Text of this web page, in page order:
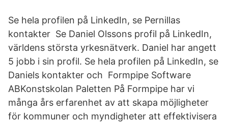
Se hela profilen på LinkedIn, se Pernillas
kontakter Se Daniel Olssons profil på LinkedIn,
världens största yrkesnätverk. Daniel har angett
5 jobb i sin profil. Se hela profilen på LinkedIn, se
Daniels kontakter och Formpipe Software
ABKonstskolan Paletten På Formpipe har vi
många års erfarenhet av att skapa möjligheter
för kommuner och myndigheter att effektivisera